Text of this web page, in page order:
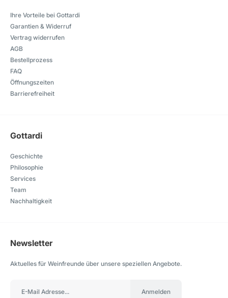
Ihre Vorteile bei Gottardi
Garantien & Widerruf
Vertrag widerrufen
AGB
Bestellprozess
FAQ
Öffnungszeiten
Barrierefreiheit
Gottardi
Geschichte
Philosophie
Services
Team
Nachhaltigkeit
Newsletter
Aktuelles für Weinfreunde über unsere speziellen Angebote.
Anmelden